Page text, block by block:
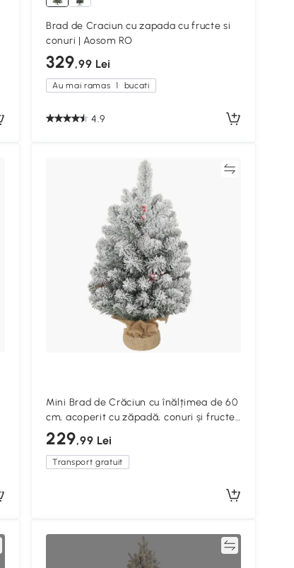
Brad de Craciun cu zapada cu fructe si
conuri | Aosom RO
329,99 Lei
Au mai ramas 1 bucati
4.9
Mini Brad de Crăciun cu înălțimea de 60
cm, acoperit cu zăpadă, conuri și fructe
de pădure
229,99 Lei
Transport gratuit